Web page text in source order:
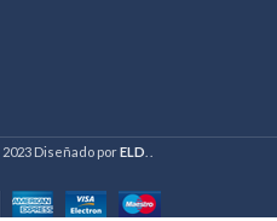
2023 Diseñado porELD